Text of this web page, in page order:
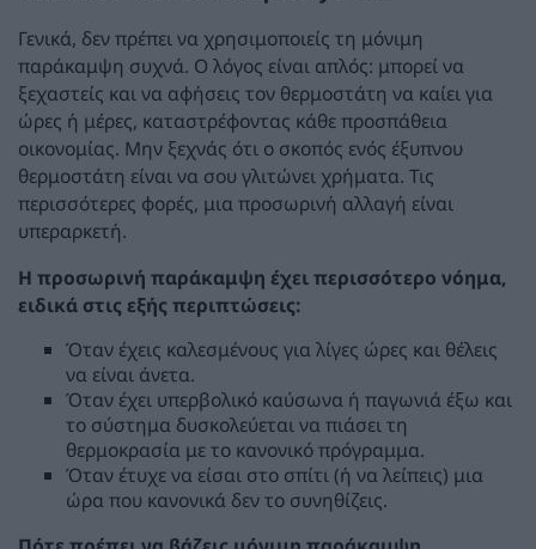
Γενικά, δεν πρέπει να χρησιμοποιείς τη μόνιμη
παράκαμψη συχνά. Ο λόγος είναι απλός: μπορεί να
ξεχαστείς και να αφήσεις τον θερμοστάτη να καίει για
ώρες ή μέρες, καταστρέφοντας κάθε προσπάθεια
οικονομίας. Μην ξεχνάς ότι ο σκοπός ενός έξυπνου
θερμοστάτη είναι να σου γλιτώνει χρήματα. Τις
περισσότερες φορές, μια προσωρινή αλλαγή είναι
υπεραρκετή.
Η προσωρινή παράκαμψη έχει περισσότερο νόημα,
ειδικά στις εξής περιπτώσεις:
Όταν έχεις καλεσμένους για λίγες ώρες και θέλεις
να είναι άνετα.
Όταν έχει υπερβολικό καύσωνα ή παγωνιά έξω και
το σύστημα δυσκολεύεται να πιάσει τη
θερμοκρασία με το κανονικό πρόγραμμα.
Όταν έτυχε να είσαι στο σπίτι (ή να λείπεις) μια
ώρα που κανονικά δεν το συνηθίζεις.